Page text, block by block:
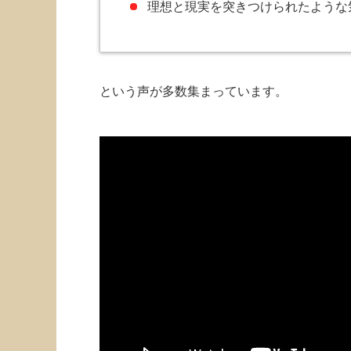
理想と現実を突きつけられたような
という声が多数集まっています。